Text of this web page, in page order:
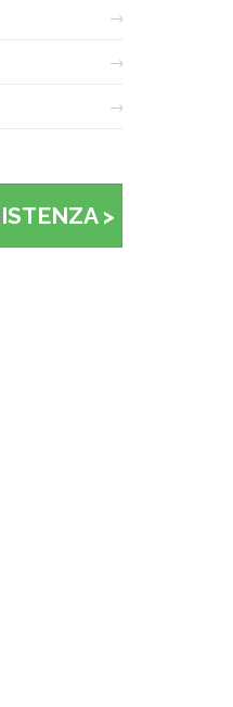
>